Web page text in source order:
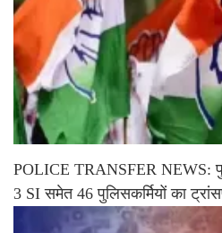
POLICE TRANSFER NEWS:
3 SI समेत 46 पुलिसकर्मियों का